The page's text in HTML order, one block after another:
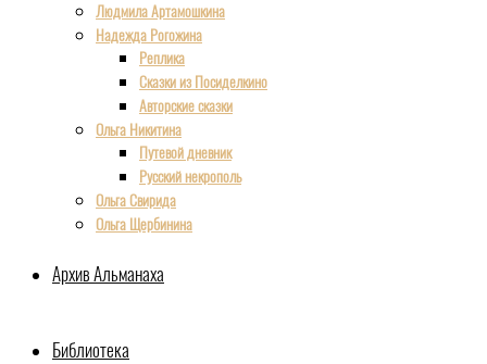
Людмила Артамошкина
Надежда Рогожина
Реплика
Сказки из Посиделкино
Авторские сказки
Ольга Никитина
Путевой дневник
Русский некрополь
Ольга Свирида
Ольга Щербинина
Архив Альманаха
Библиотека